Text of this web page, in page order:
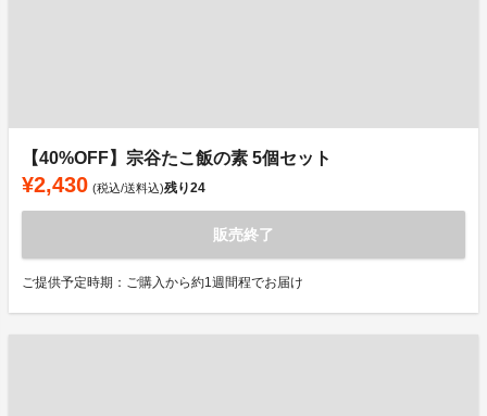
【40%OFF】宗谷たこ飯の素 5個セット
¥2,430 (税込/送料込)残り24
販売終了
ご提供予定時期：ご購入から約1週間程でお届け